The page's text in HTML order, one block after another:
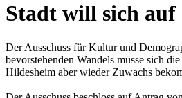
Stadt will sich auf
Der Ausschuss für Kultur und
bevorstehenden Wandels müsse sich
Hildesheim aber wieder Zuwachs